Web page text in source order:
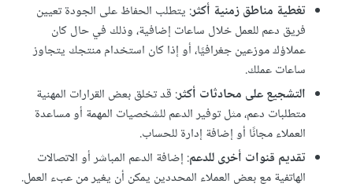
تغطية مناطق زمنية أكثر: يتطلب الحفاظ على الجودة تعيين
فريق دعم للعمل خلال ساعات إضافية، وذلك في حال كان
عملاؤك موزعين جغرافيًا، أو إذا كان استخدام منتجك يتجاوز
ساعات عملك.
التشجيع على محادثات أكثر: قد تخلق بعض القرارات المهنية
متطلبات دعم، مثل توفير الدعم للشخصيات المهمة أو مساعدة
العملاء مجانًا أو إضافة إدارة للحساب.
تقديم قنوات أخرى للدعم: إضافة الدعم المباشر أو الاتصالات
الهاتفية مع بعض العملاء المحددين يمكن أن يغير من عبء العمل.